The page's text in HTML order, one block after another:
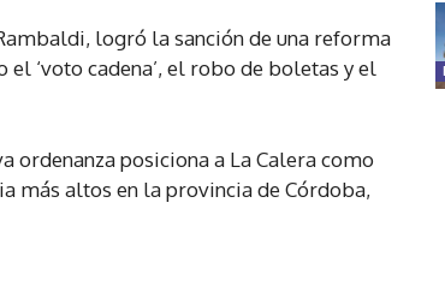
logró la sanción de una reforma
‘voto cadena’, el robo de boletas y el
ordenanza posiciona a La Calera como
más altos en la provincia de Córdoba,